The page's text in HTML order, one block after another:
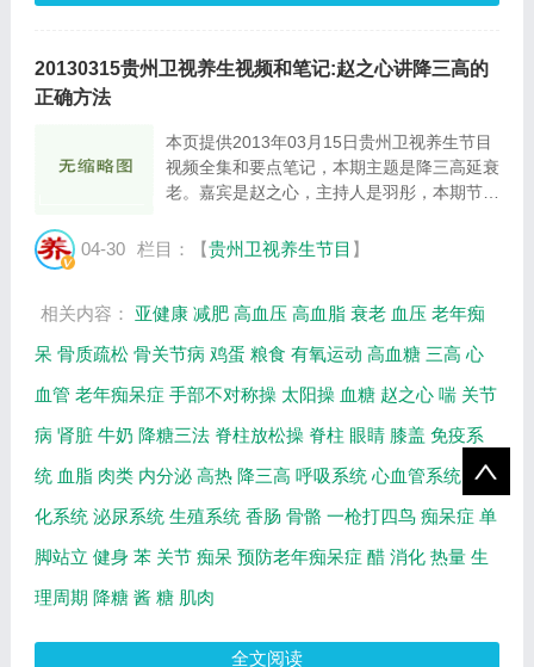
20130315贵州卫视养生视频和笔记:赵之心讲降三高的
正确方法
本页提供2013年03月15日贵州卫视养生节目
视频全集和要点笔记，本期主题是降三高延衰
老。嘉宾是赵之心，主持人是羽彤，本期节目
法，同时介绍了人体免疫系统的分类和健康保
04-30 栏目：【贵州卫视养生节目 】
相关内容： 亚健康 减肥 高血压 高血脂 衰老 血压 老年痴
呆 骨质疏松 骨关节病 鸡蛋 粮食 有氧运动 高血糖 三高 心
血管 老年痴呆症 手部不对称操 太阳操 血糖 赵之心 喘 关节
病 肾脏 牛奶 降糖三法 脊柱放松操 脊柱 眼睛 膝盖 免疫系
统 血脂 肉类 内分泌 高热 降三高 呼吸系统 心血管系统
消
化系统 泌尿系统 生殖系统 香肠 骨骼 一枪打四鸟 痴呆症 单
脚站立 健身 苯 关节 痴呆 预防老年痴呆症 醋 消化 热量 生
理周期 降糖 酱 糖 肌肉
全文阅读